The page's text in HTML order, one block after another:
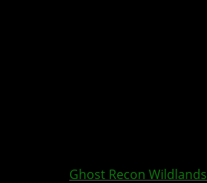
Ghost Recon Wildlands